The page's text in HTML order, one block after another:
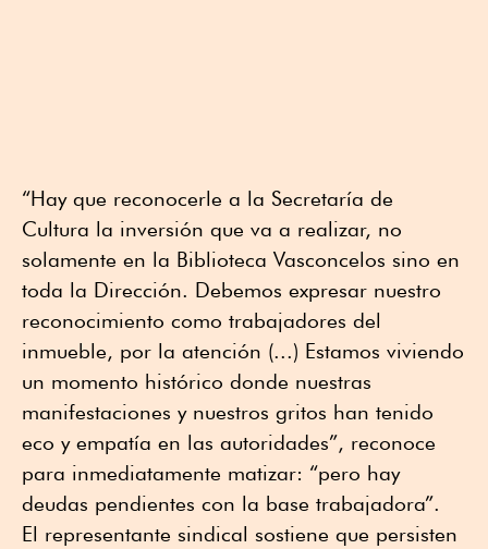
“Hay que reconocerle a la Secretaría de
Cultura la inversión que va a realizar, no
solamente en la Biblioteca Vasconcelos sino en
toda la Dirección. Debemos expresar nuestro
reconocimiento como trabajadores del
inmueble, por la atención (...) Estamos viviendo
un momento histórico donde nuestras
manifestaciones y nuestros gritos han tenido
eco y empatía en las autoridades”, reconoce
para inmediatamente matizar: “pero hay
deudas pendientes con la base trabajadora”.
El representante sindical sostiene que persisten